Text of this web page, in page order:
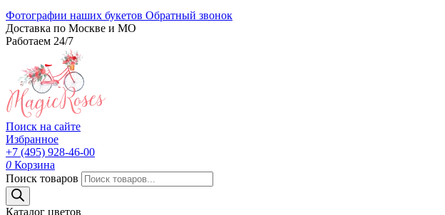
Фотографии наших букетов Обратный звонок
Доставка по Москве и МО
Работаем 24/7
Поиск на сайте
Избранное
+7 (495) 928-46-00
0 Корзина
Поиск товаров
Каталог цветов